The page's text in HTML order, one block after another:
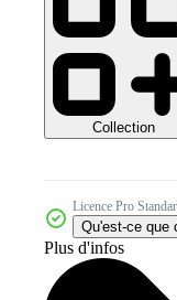
Collection
Licence Pro
Qu'est-ce que
Plus d'infos